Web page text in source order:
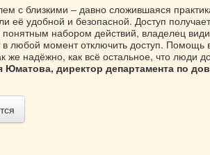
с близкими – давно сложившаяся
её удобной и безопасной. Доступ
набором действий, владелец
любой момент отключить доступ. Помощь
же надёжно, как всё остальное, что люди
Юматова, директор департамента по